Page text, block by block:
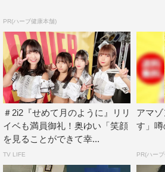
PR(ハーブ健康本舗)
＃2i2『せめて月のように』リリ
イベも満員御礼！奥ゆい「笑顔
を見ることができて幸...
TV LIFE
アマ
す」
PR(ハー